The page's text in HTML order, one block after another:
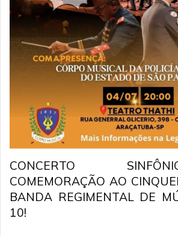
CONCERTO
COMEMORAÇÃO AO
BANDA REGIMENTAL DE
10!